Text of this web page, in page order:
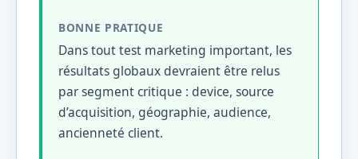
BONNE PRATIQUE
Dans tout test marketing important, les
résultats globaux devraient être relus
par segment critique : device, source
d’acquisition, géographie, audience,
ancienneté client.